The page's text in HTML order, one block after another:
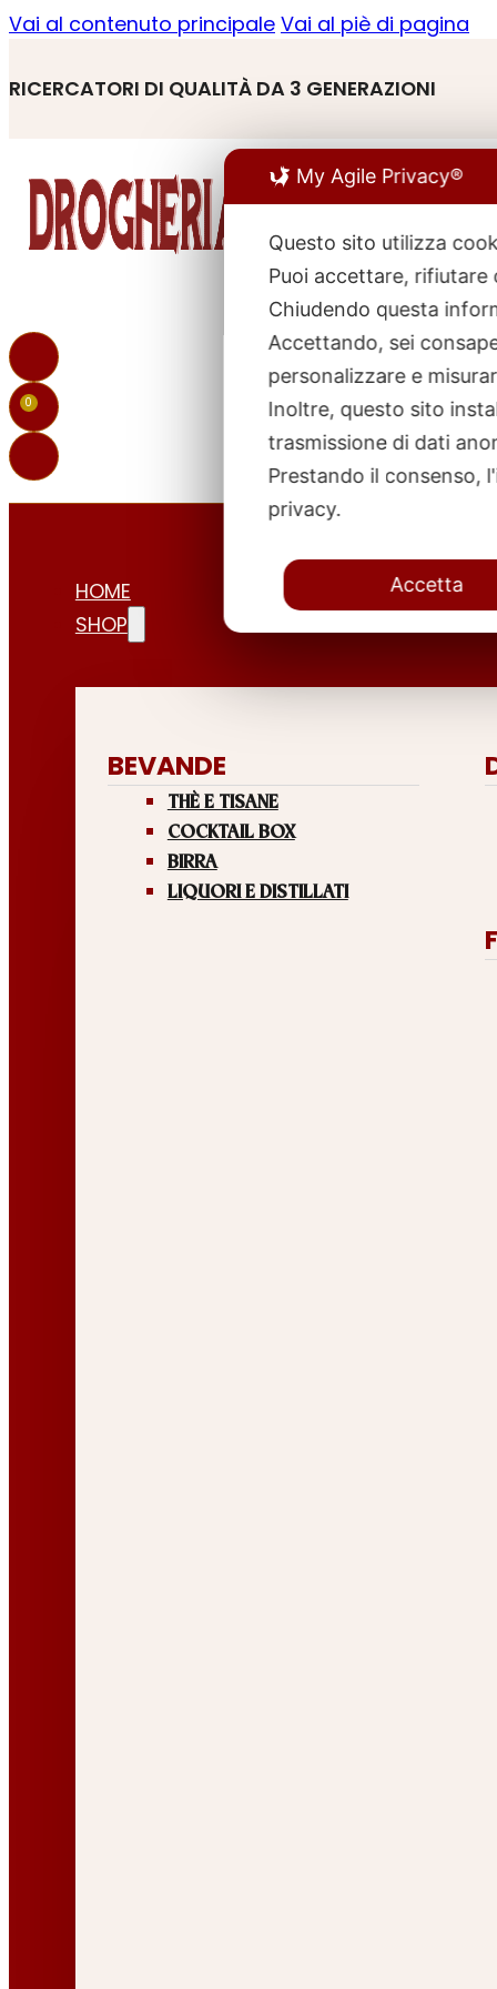
Vai al contenuto principale Vai al piè di pagina
RICERCATORI DI QUALITÀ DA 3 GENERAZIONI
0
HOME
SHOP
BEVANDE
THÈ E TISANE
COCKTAIL BOX
BIRRA
LIQUORI E DISTILLATI
My Agile Privacy®
Questo sito utilizza
Puoi accettare, rifiutare
Chiudendo questa
Accettando, sei
personalizzare e
Inoltre, questo sito
trasmissione di dati
Prestando il consenso,
privacy.
Accetta